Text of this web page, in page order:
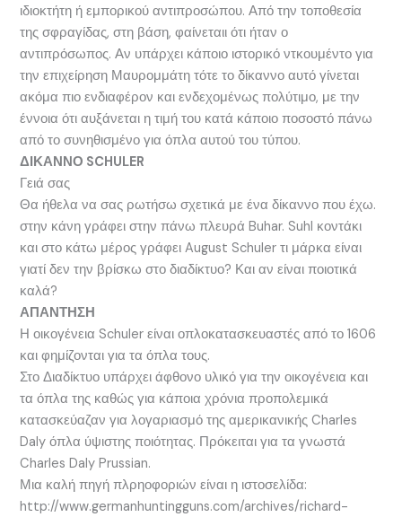
ιδιοκτήτη ή εμπορικού αντιπροσώπου. Από την τοποθεσία
της σφραγίδας, στη βάση, φαίνεταιι ότι ήταν ο
αντιπρόσωπος. Αν υπάρχει κάποιο ιστορικό ντκουμέντο για
την επιχείρηση Μαυρομμάτη τότε το δίκαννο αυτό γίνεται
ακόμα πιο ενδιαφέρον και ενδεχομένως πολύτιμο, με την
έννοια ότι αυξάνεται η τιμή του κατά κάποιο ποσοστό πάνω
από το συνηθισμένο για όπλα αυτού του τύπου.
ΔΙΚΑΝΝΟ SCHULER
Γειά σας
Θα ήθελα να σας ρωτήσω σχετικά με ένα δίκαννο που έχω.
στην κάνη γράφει στην πάνω πλευρά Buhar. Suhl κοντάκι
και στο κάτω μέρος γράφει August Schuler τι μάρκα είναι
γιατί δεν την βρίσκω στο διαδίκτυο? Και αν είναι ποιοτικά
καλά?
ΑΠΑΝΤΗΣΗ
Η οικογένεια Schuler είναι οπλοκατασκευαστές από το 1606
και φημίζονται για τα όπλα τους.
Στο Διαδίκτυο υπάρχει άφθονο υλικό για την οικογένεια και
τα όπλα της καθώς για κάποια χρόνια προπολεμικά
κατασκεύαζαν για λογαριασμό της αμερικανικής Charles
Daly όπλα ύψιστης ποιότητας. Πρόκειται για τα γνωστά
Charles Daly Prussian.
Μια καλή πηγή πλρηοφοριών είναι η ιστοσελίδα:
http://www.germanhuntingguns.com/archives/richard-